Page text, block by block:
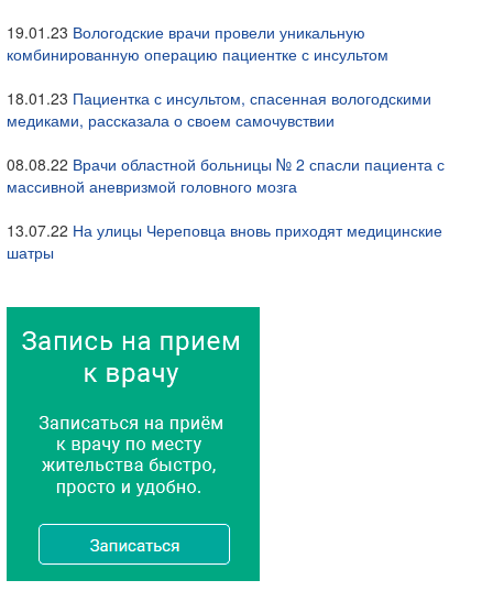
19.01.23 Вологодские врачи провели уникальную
комбинированную операцию пациентке с инсультом
18.01.23 Пациентка с инсультом, спасенная вологодскими
медиками, рассказала о своем самочувствии
08.08.22 Врачи областной больницы № 2 спасли пациента с
массивной аневризмой головного мозга
13.07.22 На улицы Череповца вновь приходят медицинские
шатры